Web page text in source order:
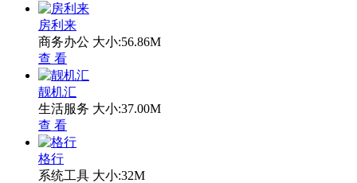
房利来
商务办公 大小:56.86M
查 看
靓机汇
生活服务 大小:37.00M
查 看
格行
系统工具 大小:32M